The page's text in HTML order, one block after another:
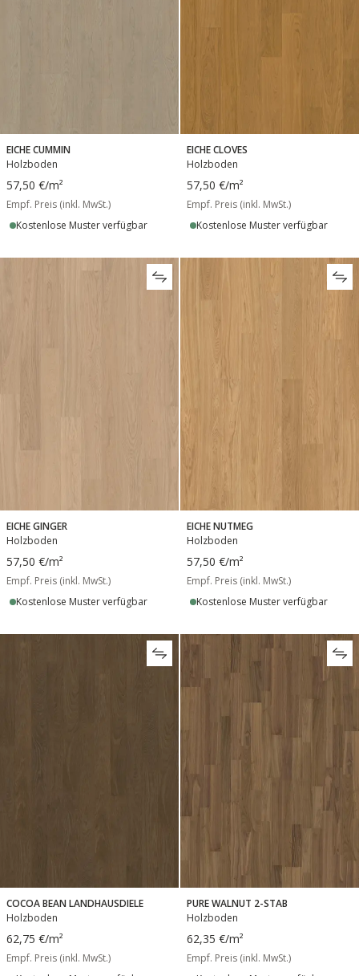
EICHE CUMMIN
Holzboden
57,50 €/m²
Empf. Preis (inkl. MwSt.)
Kostenlose Muster verfügbar
EICHE CLOVES
Holzboden
57,50 €/m²
Empf. Preis (inkl. MwSt.)
Kostenlose Muster verfügbar
EICHE GINGER
Holzboden
57,50 €/m²
Empf. Preis (inkl. MwSt.)
Kostenlose Muster verfügbar
EICHE NUTMEG
Holzboden
57,50 €/m²
Empf. Preis (inkl. MwSt.)
Kostenlose Muster verfügbar
COCOA BEAN LANDHAUSDIELE
Holzboden
62,75 €/m²
Empf. Preis (inkl. MwSt.)
PURE WALNUT 2-STAB
Holzboden
62,35 €/m²
Empf. Preis (inkl. MwSt.)